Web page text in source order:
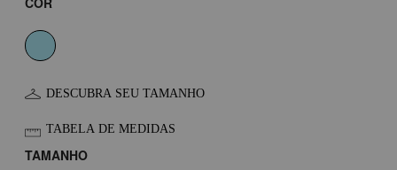
DESCUBRA SEU TAMANHO
TABELA DE MEDIDAS
TAMANHO